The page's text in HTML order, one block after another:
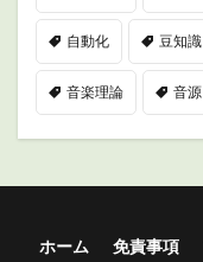
自動化 豆知識
音楽理論 音源
ホーム 免責事項